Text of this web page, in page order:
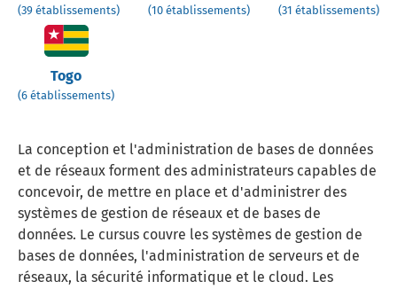
(39 établissements) (10 établissements) (31 établissements)
Togo
(6 établissements)
La conception et l'administration de bases de données
et de réseaux forment des administrateurs capables de
concevoir, de mettre en place et d'administrer des
systèmes de gestion de réseaux et de bases de
données. Le cursus couvre les systèmes de gestion de
bases de données, l'administration de serveurs et de
réseaux, la sécurité informatique et le cloud. Les